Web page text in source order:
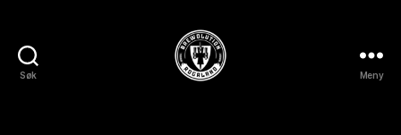
Søk Meny